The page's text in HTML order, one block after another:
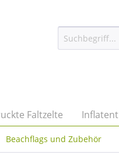
Faltzelte Inflatent
Beachflags und Zubehör